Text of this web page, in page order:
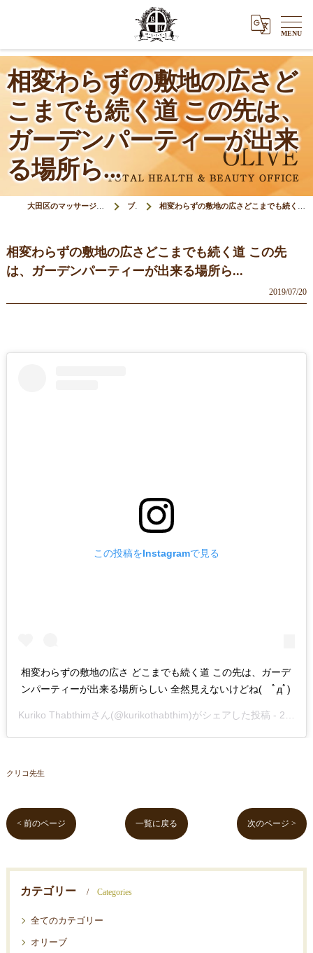
相変わらずの敷地の広さど
こまでも続く道 この先は、
ガーデンパーティーが出来
る場所ら...
大田区のマッサージ＆鍼灸接骨院オリーブ(Olive) ブログ 相変わらずの敷地の広さどこまでも続く道 この先は、ガーデンパーティーが出来る場所ら...
相変わらずの敷地の広さどこまでも続く道 この先
は、ガーデンパーティーが出来る場所ら...
2019/07/20
この投稿をInstagramで見る
相変わらずの敷地の広さ どこまでも続く道 この先は、ガーデ
ンパーティーが出来る場所らしい 全然見えないけどね( ﾟдﾟ)
Kuriko Thabthimさん(@kurikothabthim)がシェアした投稿 - 2019年Jul月19日pm11時54分PDT
クリコ先生
< 前のページ 一覧に戻る 次のページ >
カテゴリー Categories
全てのカテゴリー
オリーブ